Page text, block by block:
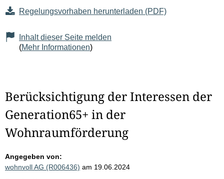
Regelungsvorhaben herunterladen (PDF)
Inhalt dieser Seite melden
(Mehr Informationen)
Berücksichtigung der Interessen der
Generation65+ in der
Wohnraumförderung
Angegeben von:
wohnvoll AG (R006436) am 19.06.2024